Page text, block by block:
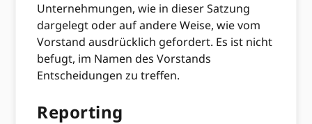
Unternehmungen, wie in dieser Satzung
dargelegt oder auf andere Weise, wie vom
Vorstand ausdrücklich gefordert. Es ist nicht
befugt, im Namen des Vorstands
Entscheidungen zu treffen.
Reporting